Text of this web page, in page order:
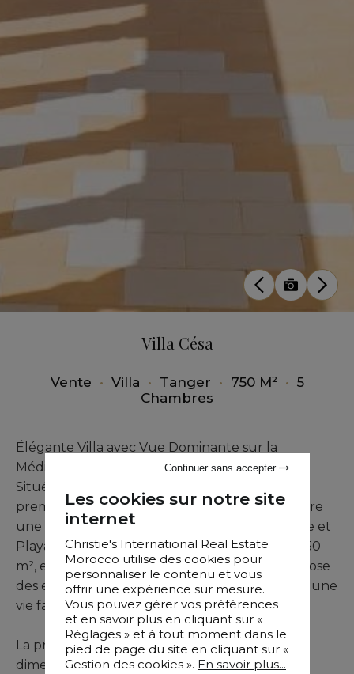
Villa Césa
Vente • Villa • Tanger • 750 M² • 5
Chambres
Élégante Villa avec Vue Dominante sur la
Méditerranée
Située dans un environnement résidentiel de
premier ordre à Tanger, cette superbe villa offre
une vue spectaculaire sur la mer Méditerranée et
Playa Beach. Implantée sur une parcelle de 750
m², elle se développe sur trois niveaux et propose
des espaces généreux parfaitement adaptés à une
vie familiale confortable.
La propriété comprend sept chambres aux
dimensions confortables ainsi que de vastes
Les cookies sur notre site
internet
Christie's International Real Estate
Morocco utilise des cookies pour
personnaliser le contenu et vous
offrir une expérience sur mesure.
Vous pouvez gérer vos préférences
et en savoir plus en cliquant sur «
Réglages » et à tout moment dans le
pied de page du site en cliquant sur «
Gestion des cookies ». En savoir plus...
Continuer sans accepter